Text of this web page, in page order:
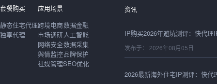
套餐购买
静态住宅代理
独享代理
应用场景
跨境电商
市场调研
网络安全
舆情监控
社媒管理
数据金融
人工智能
数据采集
品牌保护
SEO优化
资讯
发布于： 2026年08月06日
发布于： 2026年08月05日